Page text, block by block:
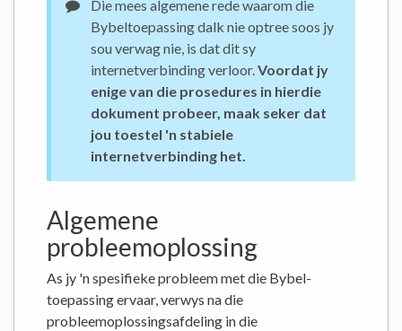
Die mees algemene rede waarom die
Bybeltoepassing dalk nie optree soos jy
sou verwag nie, is dat dit sy
internetverbinding verloor.Voordat jy
enige van die prosedures in hierdie
dokument probeer, maak seker dat
jou toestel 'n stabiele
internetverbinding het.
Algemene
probleemoplossing
As jy 'n spesifieke probleem met die Bybel-
toepassing ervaar, verwys na die
probleemoplossingsafdeling in die